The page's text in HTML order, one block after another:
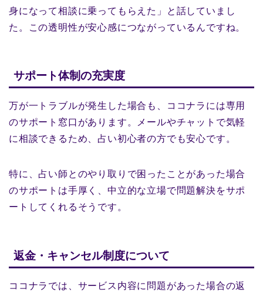
身になって相談に乗ってもらえた」と話していまし
た。この透明性が安心感につながっているんですね。
サポート体制の充実度
万が一トラブルが発生した場合も、ココナラには専用
のサポート窓口があります。メールやチャットで気軽
に相談できるため、占い初心者の方でも安心です。
特に、占い師とのやり取りで困ったことがあった場合
のサポートは手厚く、中立的な立場で問題解決をサポ
ートしてくれるそうです。
返金・キャンセル制度について
ココナラでは、サービス内容に問題があった場合の返